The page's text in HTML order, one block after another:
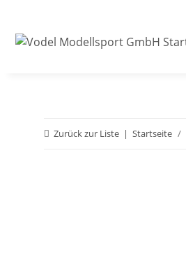
Zurück zur Liste Startseite